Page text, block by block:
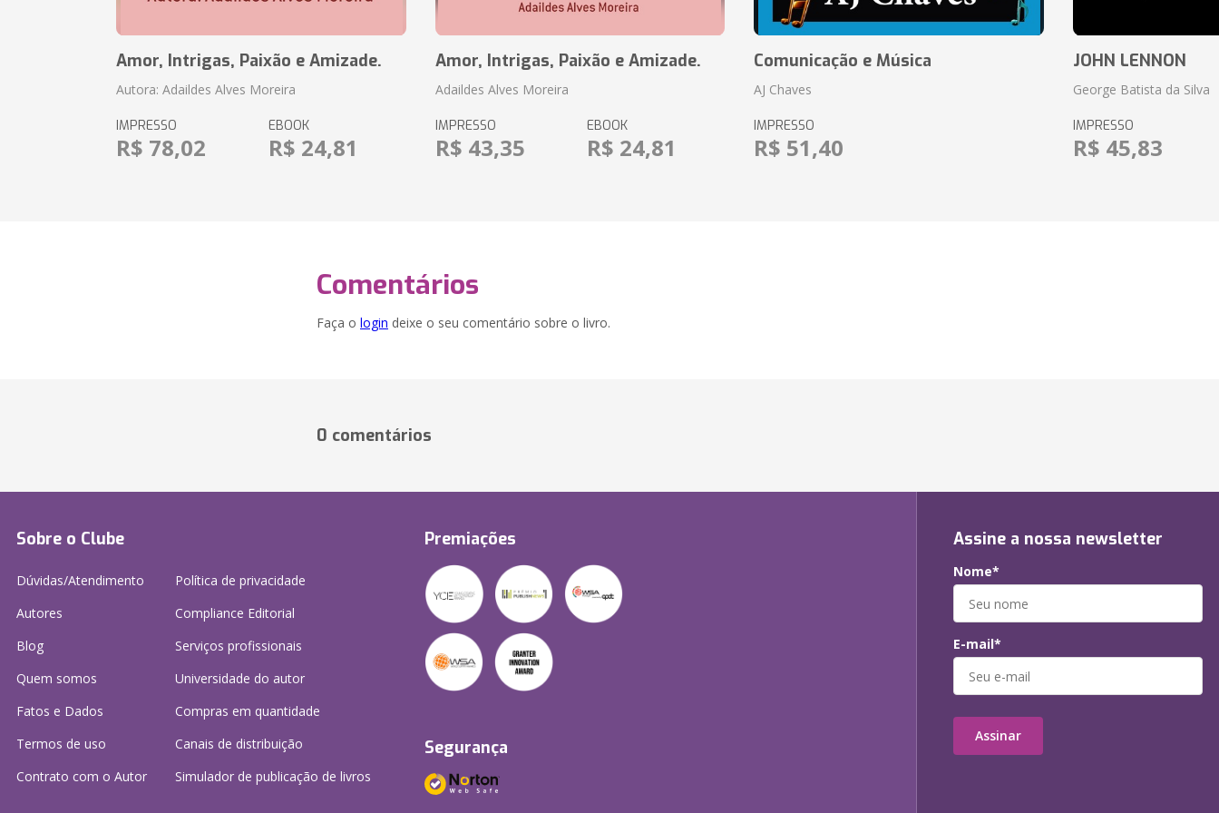
Amor, Intrigas, Paixão e Amizade.
Autora: Adaildes Alves Moreira
IMPRESSO
R$ 78,02
EBOOK
R$ 24,81
Amor, Intrigas, Paixão e Amizade.
Adaildes Alves Moreira
IMPRESSO
R$ 43,35
EBOOK
R$ 24,81
Comunicação e Música
AJ Chaves
IMPRESSO
R$ 51,40
JOHN LENNON
George Batista da Silva
IMPRESSO
R$ 45,83
Comentários
Faça o login deixe o seu comentário sobre o livro.
0 comentários
Sobre o Clube
Dúvidas/Atendimento
Autores
Blog
Quem somos
Fatos e Dados
Termos de uso
Contrato com o Autor
Política de privacidade
Compliance Editorial
Serviços profissionais
Universidade do autor
Compras em quantidade
Canais de distribuição
Simulador de publicação de livros
Premiações
Segurança
Assine a nossa newsletter
Nome*
E-mail*
Assinar